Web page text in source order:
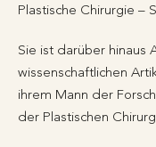
Plastische Chirurgie –
Sie ist darüber hinaus
wissenschaftlichen
ihrem Mann der
der Plastischen